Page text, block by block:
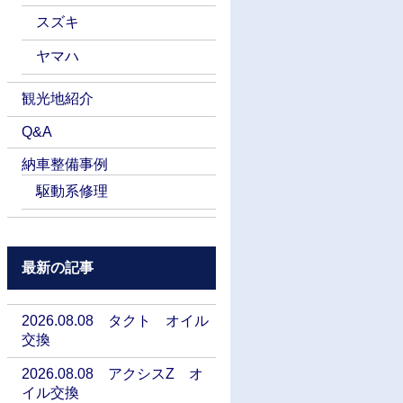
スズキ
ヤマハ
観光地紹介
Q&A
納車整備事例
駆動系修理
最新の記事
2026.08.08 タクト オイル
交換
2026.08.08 アクシスZ オ
イル交換